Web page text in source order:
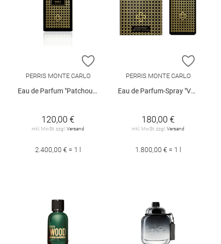
ZUR WUNSCHLISTE HINZUFÜGEN
PERRIS MONTE CARLO
Eau de Parfum "Patchouli Nosy Be", 50 ml
120,00 €
inkl. MwSt. zzgl. Versand
2.400,00 € = 1 l
ZUR
PERRIS MONTE CARLO
Eau de Parfum-Spray "Vanille de Tahiti", 100 ml
180,00 €
inkl. MwSt. zzgl. Versand
1.800,00 € = 1 l